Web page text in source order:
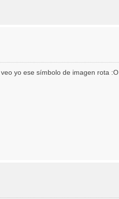
yo ese símbolo de imagen rota :O